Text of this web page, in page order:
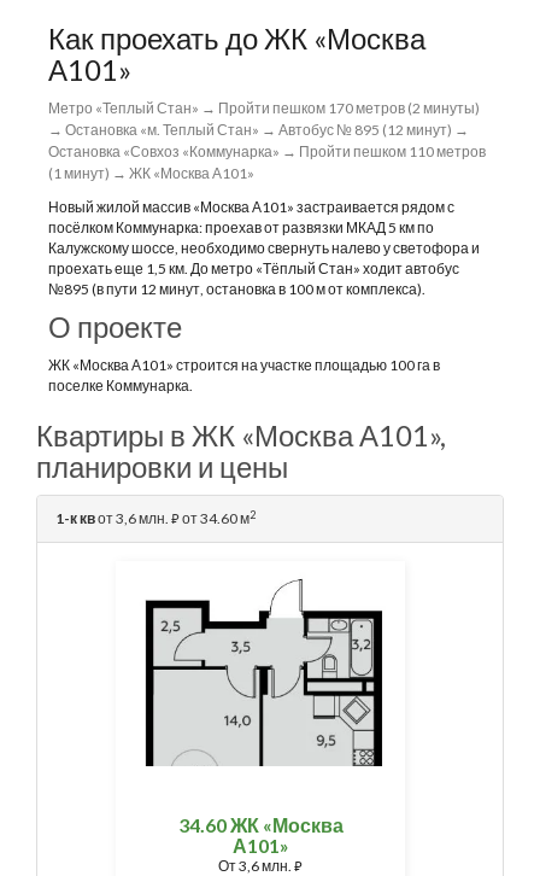
Как проехать до ЖК «Москва
А101»
Метро «Теплый Стан» → Пройти пешком 170 метров (2 минуты)
→ Остановка «м. Теплый Стан» → Автобус № 895 (12 минут) →
Остановка «Совхоз «Коммунарка» → Пройти пешком 110 метров
(1 минут) → ЖК «Москва А101»
Новый жилой массив «Москва А101» застраивается рядом с
посёлком Коммунарка: проехав от развязки МКАД 5 км по
Калужскому шоссе, необходимо свернуть налево у светофора и
проехать еще 1,5 км. До метро «Тёплый Стан» ходит автобус
№895 (в пути 12 минут, остановка в 100 м от комплекса).
О проекте
ЖК «Москва А101» строится на участке площадью 100 га в
поселке Коммунарка.
Квартиры в ЖК «Москва А101»,
планировки и цены
1-к квот 3,6 млн. ⃏от 34.60 м2
34.60 ЖК «Москва
А101»
От3,6 млн. ⃏